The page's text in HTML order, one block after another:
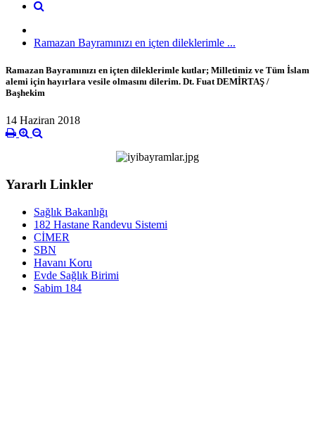
Ramazan Bayramınızı en içten dileklerimle ...
Ramazan Bayramınızı en içten dileklerimle kutlar; Milletimiz ve Tüm İslam
alemi için hayırlara vesile olmasını dilerim. Dt. Fuat DEMİRTAŞ /
Başhekim
14 Haziran 2018
Yararlı Linkler
Sağlık Bakanlığı
182 Hastane Randevu Sistemi
CİMER
SBN
Havanı Koru
Evde Sağlık Birimi
Sabim 184